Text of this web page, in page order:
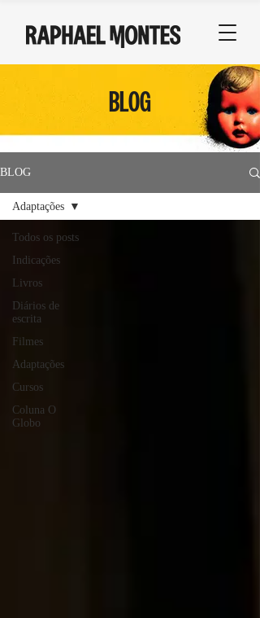
BLOG
BLOG
Todos os posts
Indicações
Livros
Diários de
escrita
Filmes
Adaptações
Cursos
Coluna O
Globo
Adaptações